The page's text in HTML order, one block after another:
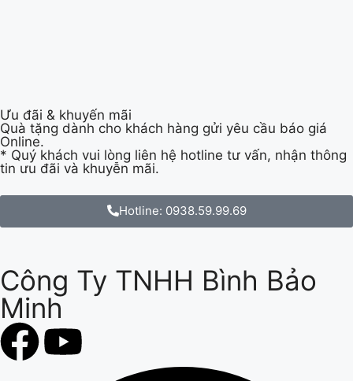
Ưu đãi & khuyến mãi
Quà tặng dành cho khách hàng gửi yêu cầu báo giá
Online.
* Quý khách vui lòng liên hệ hotline tư vấn, nhận thông
tin ưu đãi và khuyễn mãi.
Hotline: 0938.59.99.69
Công Ty TNHH Bình Bảo
Minh